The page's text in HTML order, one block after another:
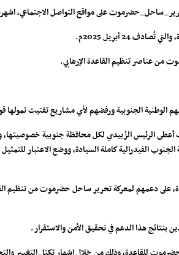
أبريل 2025م.
من عناصر تنظيم القاعدة الإرهابي.
الجنوبية ورفضهم لأي مشاريع تفتيت تمولها
الرئيس الزُبيدي لكل محافظة جنوبية خصوصيتها،
الفيدرالية كاملة السيادة، ووضع الاعتبار
على دعمهم لمعركة تحرير ساحل حضرموت من تنظيم
بنتائج هذا الدعم في تحقيق الأمن والاستقرار.